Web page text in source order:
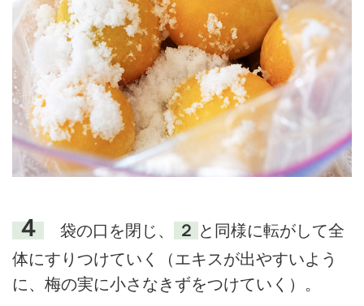
４ 袋の口を閉じ、 ２ と同様に転がして全
体にすりつけていく（エキスが出やすいよう
に、梅の実に小さなきずをつけていく）。